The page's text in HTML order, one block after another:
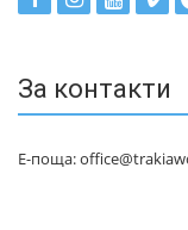
За контакти
Е-поща: